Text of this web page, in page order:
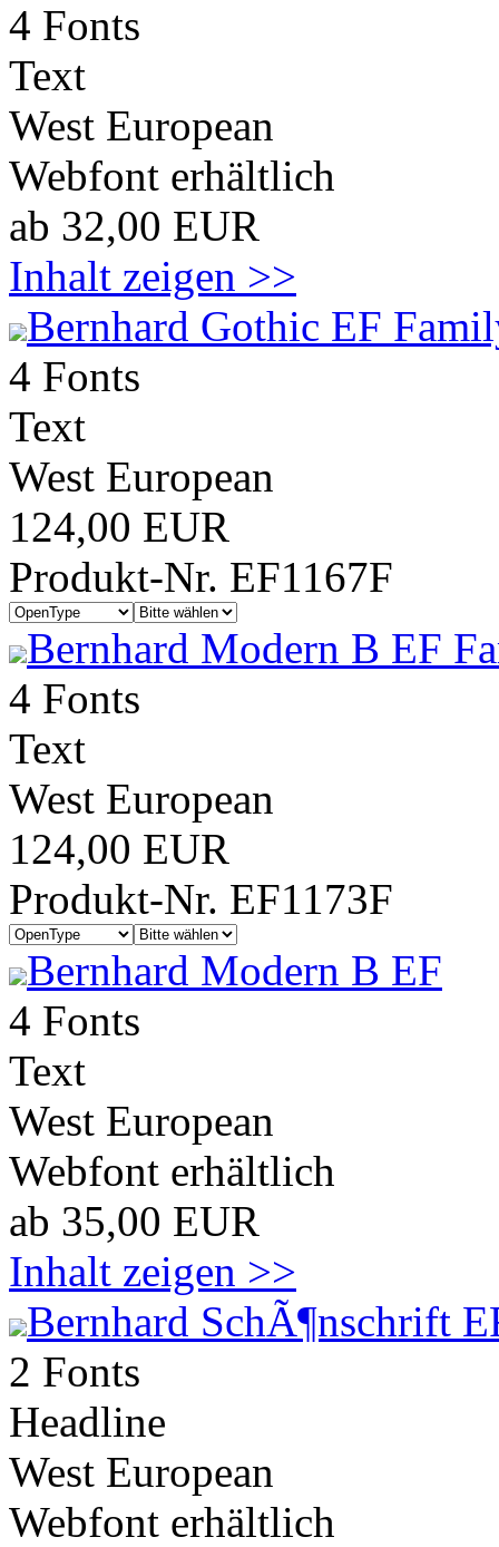
4 Fonts
Text
West European
Webfont erhältlich
ab 32,00 EUR
Inhalt zeigen >>
Bernhard Gothic EF
4 Fonts
Text
West European
124,00 EUR
Produkt-Nr. EF1167F
Bernhard Modern B EF
4 Fonts
Text
West European
124,00 EUR
Produkt-Nr. EF1173F
Bernhard Modern B EF
4 Fonts
Text
West European
Webfont erhältlich
ab 35,00 EUR
Inhalt zeigen >>
Bernhard SchÃ¶nschrift
2 Fonts
Headline
West European
Webfont erhältlich